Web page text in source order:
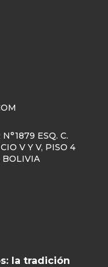
ESQ. C.
V Y V, PISO 4
BOLIVIA
la tradición